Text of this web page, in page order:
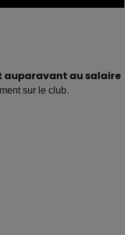
auparavant au salaire
sur le club.